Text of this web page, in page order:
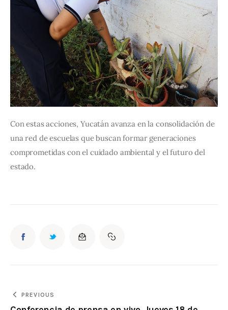
Con estas acciones, Yucatán avanza en la consolidación de
una red de escuelas que buscan formar generaciones
comprometidas con el cuidado ambiental y el futuro del
estado.
PREVIOUS